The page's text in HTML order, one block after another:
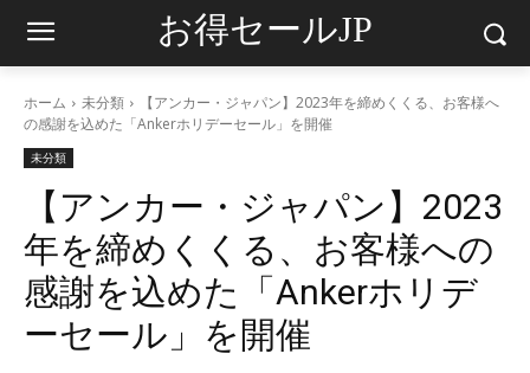
お得セールJP
ホーム 未分類
【アンカー・ジャパン】2023年を締めくくる、お客様へ
の感謝を込めた「Ankerホリデーセール」を開催
未分類
【アンカー・ジャパン】2023
年を締めくくる、お客様への
感謝を込めた「Ankerホリデ
ーセール」を開催